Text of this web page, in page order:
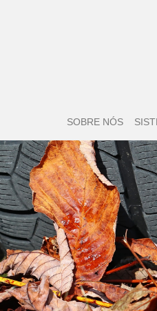
SOBRE NÓS